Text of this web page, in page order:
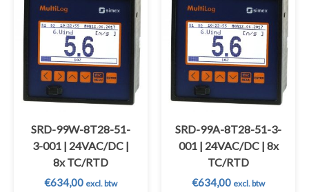
SRD-99W-8T28-51-
3-001 | 24VAC/DC |
8x TC/RTD
€634,00 excl. btw
SRD-99A-8T28-51-3-
001 | 24VAC/DC | 8x
TC/RTD
€634,00 excl. btw